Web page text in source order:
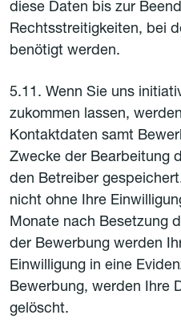
diese Daten bis zur
Rechtsstreitigkeiten, bei
benötigt werden.
5.11. Wenn Sie uns
zukommen lassen,
Kontaktdaten samt
Zwecke der Bearbeitung
den Betreiber
nicht ohne Ihre
Monate nach Besetzung
der Bewerbung werden
Einwilligung in eine
Bewerbung, werden Ihre
gelöscht.